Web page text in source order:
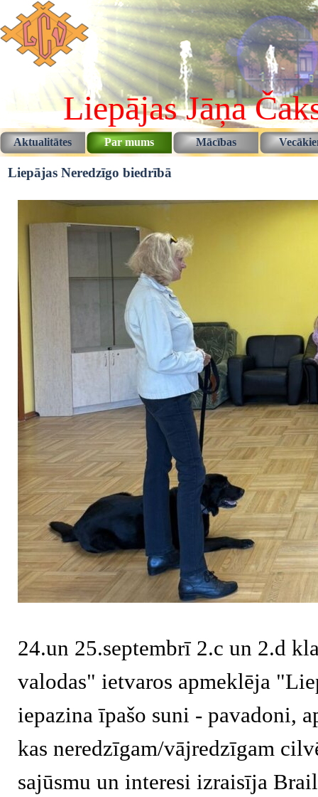
Pāriet uz saturu
Liepājas Jāņa
Aktualitātes Par mums ▼
Mācības ▼
Liepājas Neredzīgo biedrībā
24.un 25.septembrī 2.c un 2.d
valodas" ietvaros apmeklēja
iepazina īpašo suni - pavadoni,
kas neredzīgam/vājredzīgam
sajūsmu un interesi izraisīja